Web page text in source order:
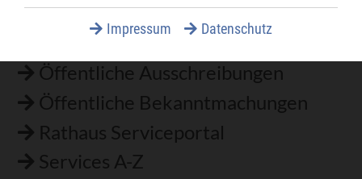
Termine online reservieren
Mitarbeiterverzeichnis
Öffentliche Ausschreibungen
Öffentliche Bekanntmachungen
Rathaus Serviceportal
Services A-Z
Impressum Datenschutz